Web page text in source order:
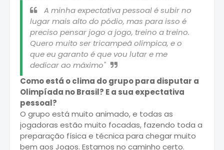
A minha expectativa pessoal é subir no
lugar mais alto do pódio, mas para isso é
preciso pensar jogo a jogo, treino a treino.
Quero muito ser tricampeã olímpica, e o
que eu garanto é que vou lutar e me
dedicar ao máximo"
Como está o clima do grupo para disputar a
Olimpíada no Brasil? E a sua expectativa
pessoal?
O grupo está muito animado, e todas as
jogadoras estão muito focadas, fazendo toda a
preparação física e técnica para chegar muito
bem aos Jogos. Estamos no caminho certo.